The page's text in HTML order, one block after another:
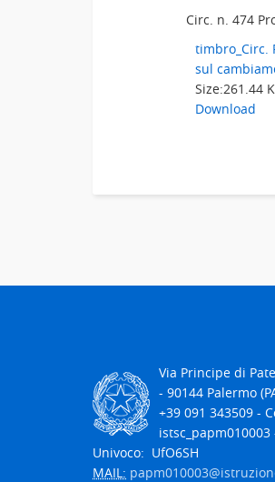
Circ. n. 474
timbro_Circ.
sul
Size:261.44
Download
Via Principe di
- 90144 Palermo
+39 091 343509 -
istsc_papm010003
Univoco: UfO6SH
MAIL: